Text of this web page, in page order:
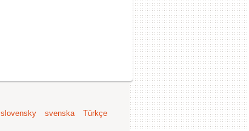
slovensky svenska
Türkçe